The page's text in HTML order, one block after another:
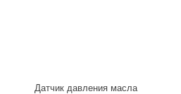
Датчик давления масла